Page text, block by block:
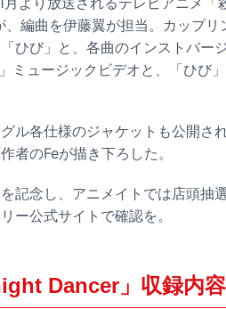
編曲を伊藤翼が担当。カップ
ひび」と、各曲のインストバー
ミュージックビデオと、「ひび
ル各仕様のジャケットも公開さ
者のFeが描き下ろした。
記念し、アニメイトでは店頭抽
ー公式サイトで確認を。
Dancer」収録内容